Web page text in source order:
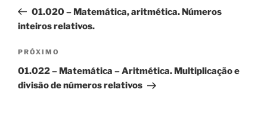
Post
anterior
01.020 – Matemática, aritmética. Números
inteiros relativos.
Próximo
post
PRÓXIMO
01.022 – Matemática – Aritmética. Multiplicação e
divisão de números relativos